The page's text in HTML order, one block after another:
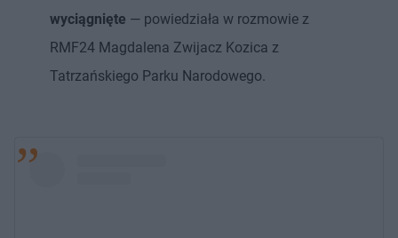
wyciągnięte — powiedziała w rozmowie z
RMF24 Magdalena Zwijacz Kozica z
Tatrzańskiego Parku Narodowego.